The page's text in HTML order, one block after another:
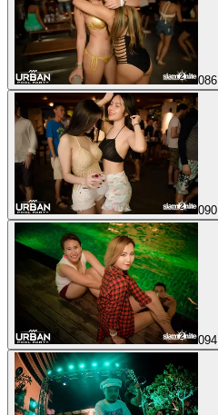
086
090
094